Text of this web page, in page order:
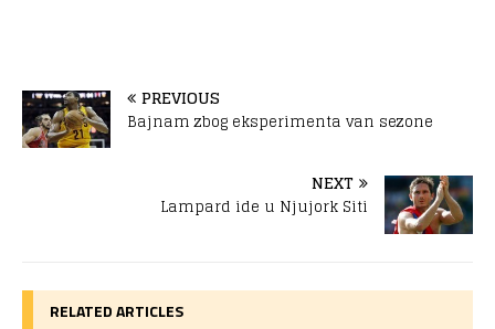
PREVIOUS
Bajnam zbog eksperimenta van sezone
NEXT
Lampard ide u Njujork Siti
RELATED ARTICLES